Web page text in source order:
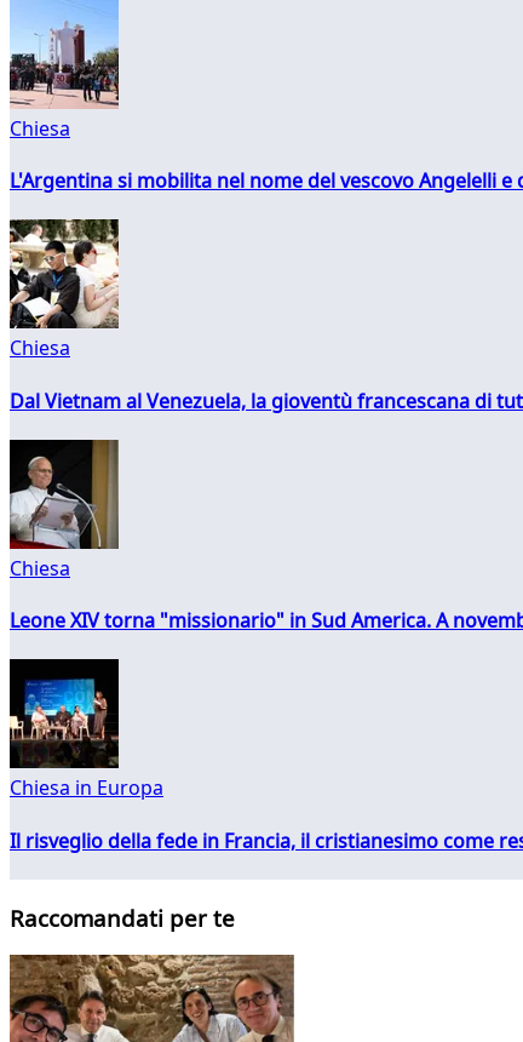
Chiesa
L'Argentina si mobilita nel nome del vescovo Angelelli e
Chiesa
Dal Vietnam al Venezuela, la gioventù francescana di
Chiesa
Leone XIV torna "missionario" in Sud America. A
Chiesa in Europa
Il risveglio della fede in Francia, il cristianesimo come
Raccomandati per te